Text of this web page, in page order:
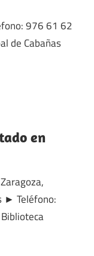
976 61 62
de Cabañas
en
► Teléfono: